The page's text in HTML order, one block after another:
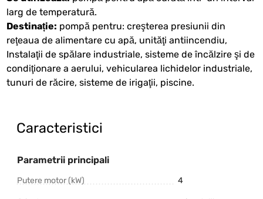
larg de temperatură.
Destinație: pompă pentru: creşterea presiunii din
reţeaua de alimentare cu apă, unităţi antiincendiu,
Instalaţii de spălare industriale, sisteme de încălzire şi de
condiţionare a aerului, vehicularea lichidelor industriale,
tunuri de răcire, sisteme de irigaţii, piscine.
Caracteristici
Parametrii principali
Putere motor (kW) 4